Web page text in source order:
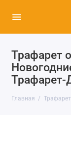
Трафарет
Трафарет-
Главная